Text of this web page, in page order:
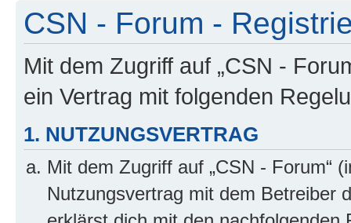
CSN - Forum -
Mit dem Zugriff auf „CSN -
ein Vertrag mit folgenden
1. NUTZUNGSVERTRAG
Mit dem Zugriff auf „CSN - Forum“
Nutzungsvertrag mit dem Betreiber